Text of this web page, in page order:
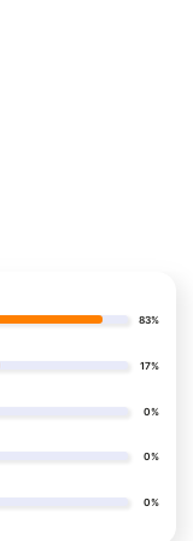
83%
17%
0%
0%
0%